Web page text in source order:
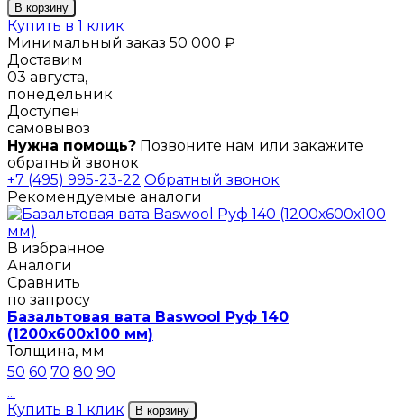
В корзину
Купить в 1 клик
Минимальный заказ 50 000 ₽
Доставим
03 августа,
понедельник
Доступен
самовывоз
Нужна помощь? Позвоните нам или закажите
обратный звонок
+7 (495) 995-23-22 Обратный звонок
Рекомендуемые аналоги
В избранное
Аналоги
Сравнить
по запросу
Базальтовая вата Baswool Руф 140
(1200х600х100 мм)
Толщина, мм
50 60 70 80 90
...
Купить в 1 клик
В корзину